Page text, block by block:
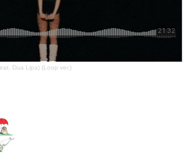
Dua Lipa) (Loop ver.)